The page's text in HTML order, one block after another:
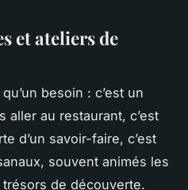
et ateliers de
besoin : c’est un
aller au restaurant, c’est
d’un savoir-faire, c’est
souvent animés les
de découverte.